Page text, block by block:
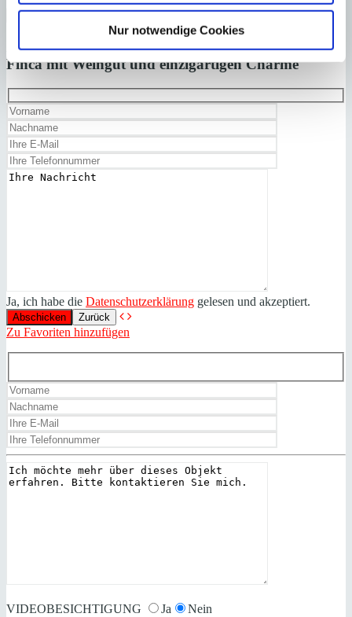
Nur notwendige Cookies
×
Anfrage starten für: CamposAttraktive Naturstein-
Finca mit Weingut und einzigartigen Charme
Ja, ich habe die Datenschutzerklärung gelesen und akzeptiert.
Zurück
Zu Favoriten hinzufügen
VIDEOBESICHTIGUNG Ja Nein